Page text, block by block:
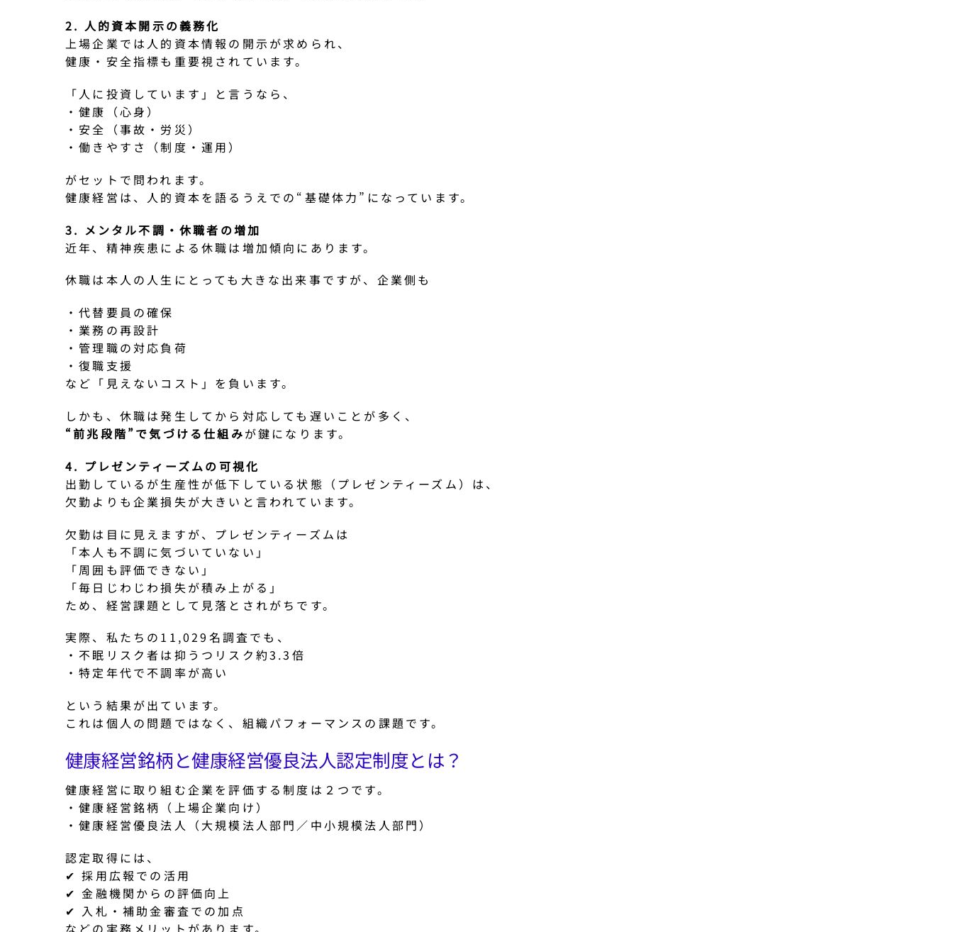
2. 人的資本開示の義務化
上場企業では人的資本情報の開示が求められ、
健康・安全指標も重要視されています。
「人に投資しています」と言うなら、
・健康（心身）
・安全（事故・労災）
・働きやすさ（制度・運用）
がセットで問われます。
健康経営は、人的資本を語るうえでの“基礎体力”になっています。
3. メンタル不調・休職者の増加
近年、精神疾患による休職は増加傾向にあります。
休職は本人の人生にとっても大きな出来事ですが、企業側も
・代替要員の確保
・業務の再設計
・管理職の対応負荷
・復職支援
など「見えないコスト」を負います。
しかも、休職は発生してから対応しても遅いことが多く、
“前兆段階”で気づける仕組みが鍵になります。
4. プレゼンティーズムの可視化
出勤しているが生産性が低下している状態（プレゼンティーズム）は、
欠勤よりも企業損失が大きいと言われています。
欠勤は目に見えますが、プレゼンティーズムは
「本人も不調に気づいていない」
「周囲も評価できない」
「毎日じわじわ損失が積み上がる」
ため、経営課題として見落とされがちです。
実際、私たちの11,029名調査でも、
・不眠リスク者は抑うつリスク約3.3倍
・特定年代で不調率が高い
という結果が出ています。
これは個人の問題ではなく、組織パフォーマンスの課題です。
健康経営銘柄と健康経営優良法人認定制度とは？
健康経営に取り組む企業を評価する制度は２つです。
・健康経営銘柄（上場企業向け）
・健康経営優良法人（大規模法人部門／中小規模法人部門）
認定取得には、
✔ 採用広報での活用
✔ 金融機関からの評価向上
✔ 入札・補助金審査での加点
などの実務メリットがあります。